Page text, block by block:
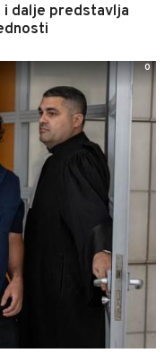
i dalje predstavlja
0